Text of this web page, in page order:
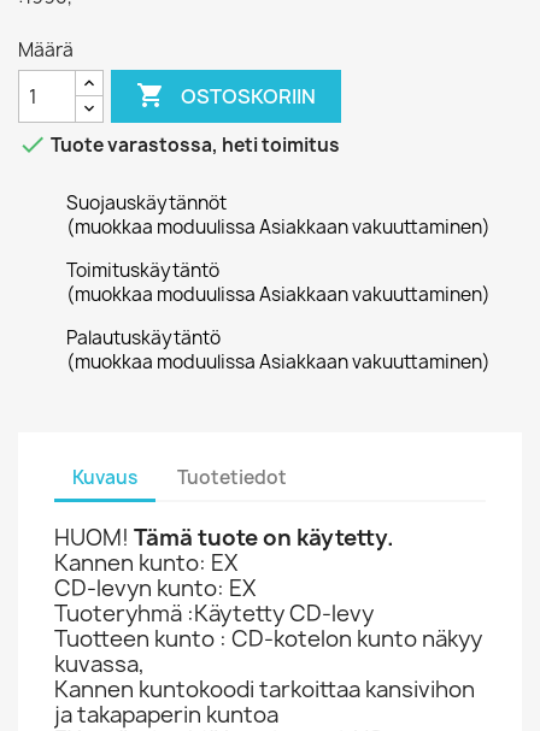
Määrä
 OSTOSKORIIN
 Tuote varastossa, heti toimitus
Suojauskäytännöt
(muokkaa moduulissa Asiakkaan vakuuttaminen)
Toimituskäytäntö
(muokkaa moduulissa Asiakkaan vakuuttaminen)
Palautuskäytäntö
(muokkaa moduulissa Asiakkaan vakuuttaminen)
Kuvaus Tuotetiedot
HUOM! Tämä tuote on käytetty.
Kannen kunto: EX
CD-levyn kunto: EX
Tuoteryhmä :Käytetty CD-levy
Tuotteen kunto : CD-kotelon kunto näkyy
kuvassa,
Kannen kuntokoodi tarkoittaa kansivihon
ja takapaperin kuntoa